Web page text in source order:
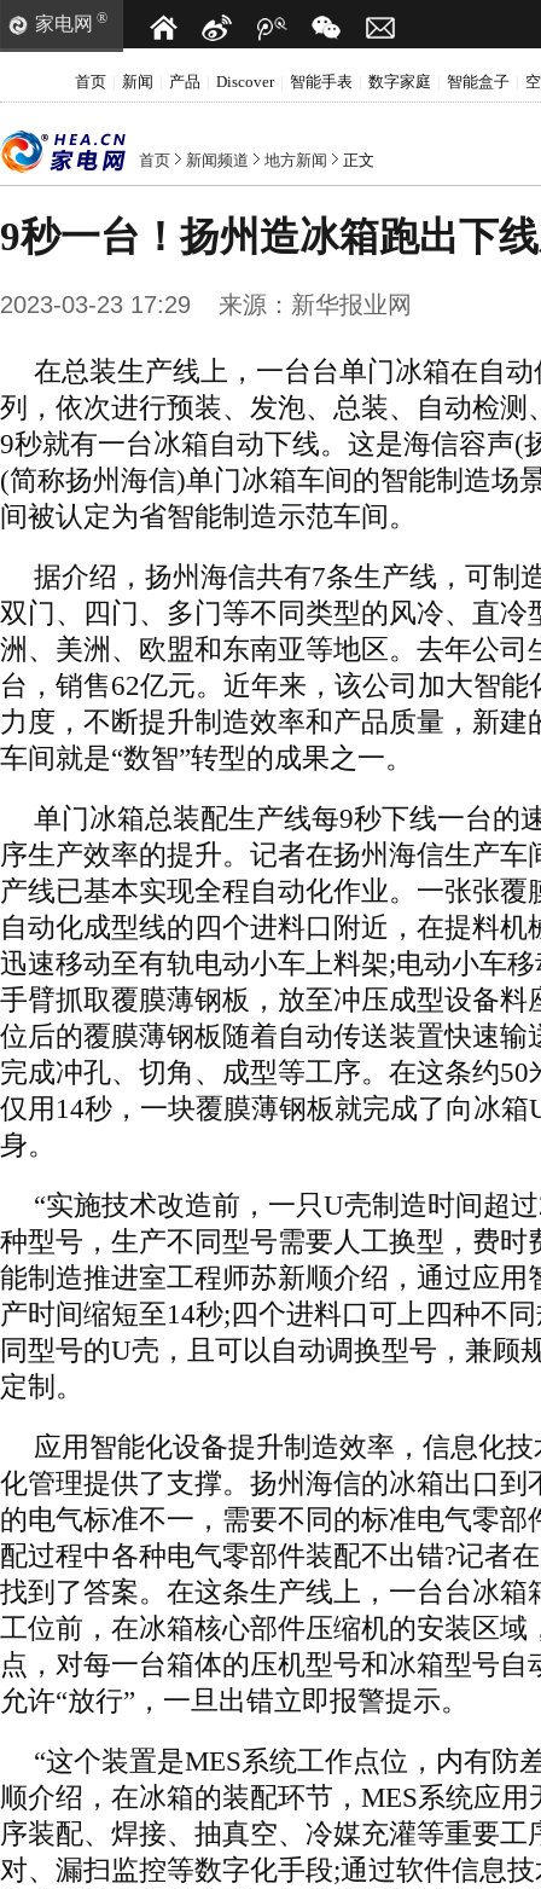
家电网 ®
首页 新闻 产品 Discover 智能手表 数字家庭 智能盒子
首页 新闻频道 地方新闻 正文
9秒一台！扬州造冰箱跑出下
2023-03-23 17:29 来源： 新华报业网
在总装生产线上，一台台单门冰箱在自
列，依次进行预装、发泡、总装、自动检测
9秒就有一台冰箱自动下线。这是海信容声(
(简称扬州海信)单门冰箱车间的智能制造场
间被认定为省智能制造示范车间。
据介绍，扬州海信共有7条生产线，可制
双门、四门、多门等不同类型的风冷、直冷
洲、美洲、欧盟和东南亚等地区。去年公司
台，销售62亿元。近年来，该公司加大智
力度，不断提升制造效率和产品质量，新建
车间就是“数智”转型的成果之一。
单门冰箱总装配生产线每9秒下线一台的
序生产效率的提升。记者在扬州海信生产车
产线已基本实现全程自动化作业。一张张覆
自动化成型线的四个进料口附近，在提料机
迅速移动至有轨电动小车上料架;电动小车
手臂抓取覆膜薄钢板，放至冲压成型设备料
位后的覆膜薄钢板随着自动传送装置快速输
完成冲孔、切角、成型等工序。在这条约
仅用14秒，一块覆膜薄钢板就完成了向冰箱
身。
“实施技术改造前，一只U壳制造时间超
种型号，生产不同型号需要人工换型，费时
能制造推进室工程师苏新顺介绍，通过应用
产时间缩短至14秒;四个进料口可上四种不
同型号的U壳，且可以自动调换型号，兼顾
定制。
应用智能化设备提升制造效率，信息化
化管理提供了支撑。扬州海信的冰箱出口到
的电气标准不一，需要不同的标准电气零部
配过程中各种电气零部件装配不出错?记者
找到了答案。在这条生产线上，一台台冰箱
工位前，在冰箱核心部件压缩机的安装区域
点，对每一台箱体的压机型号和冰箱型号自
允许“放行”，一旦出错立即报警提示。
“这个装置是MES系统工作点位，内有防
顺介绍，在冰箱的装配环节，MES系统应
序装配、焊接、抽真空、冷媒充灌等重要工
对、漏扫监控等数字化手段;通过软件信息